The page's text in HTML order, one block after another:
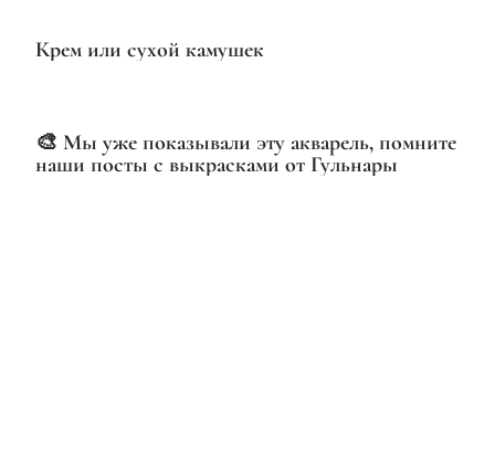
Крем или сухой камушек
🎨 Мы уже показывали эту акварель, помните
наши посты с выкрасками от Гульнары